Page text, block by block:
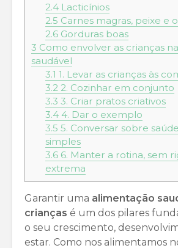
2.4Lacticínios
2.5 Carnes magras, peixe e
2.6Gorduras boas
3 Como envolver as crianças
saudável
3.1 1. Levar as crianças às
3.22. Cozinhar em conjunto
3.3 3. Criar pratos criativos
3.44. Dar o exemplo
3.5 5. Conversar sobre
simples
3.66. Manter a rotina, sem
extrema
Garantir uma alimentação
crianças é um dos pilares
o seu crescimento,
estar. Como nos alimentamos